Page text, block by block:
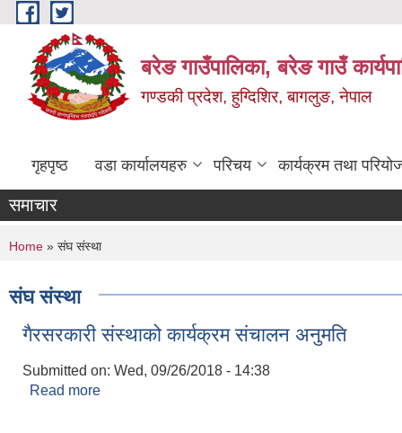
Skip to main content
बरेङ गाउँपालिका, बरेङ गाउँ
गण्डकी प्रदेश, हुग्दिशिर, बागलुङ, नेपाल
गृहपृष्ठ वडा कार्यालयहरु परिचय कार्यक्रम तथा
समाचार
You are here
Home » संघ संस्था
संघ संस्था
गैरसरकारी संस्थाको कार्यक्रम संचालन अनुमति
Submitted on: Wed, 09/26/2018 - 14:38
Read more